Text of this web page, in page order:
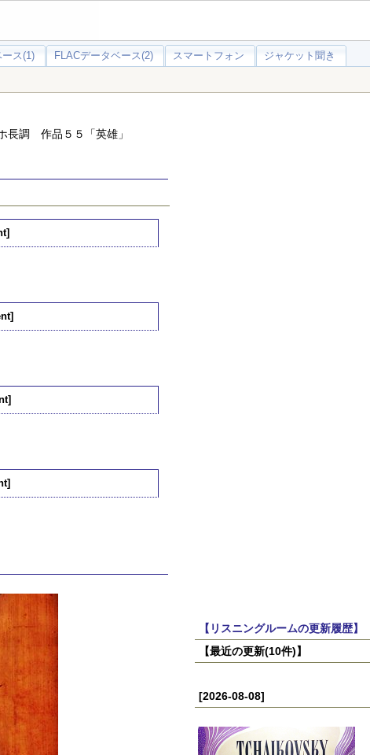
ース(1) FLACデータベース(2) スマートフォン ジャケット聞き
長調 作品５５「英雄」
【リスニングルームの更新履歴】
【最近の更新(10件)】
[2026-08-08]